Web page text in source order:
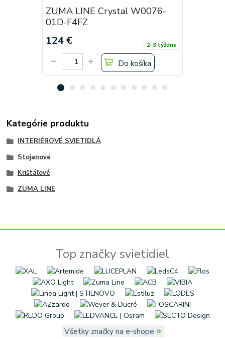
ZUMA LINE Crystal W0076-
01D-F4FZ
124 € 2-3 týždne
Do košíka
Kategórie produktu
INTERIÉROVÉ SVIETIDLÁ
Stojanové
Krištáľové
ZUMA LINE
Top značky svietidiel
Všetky značky na e-shope »